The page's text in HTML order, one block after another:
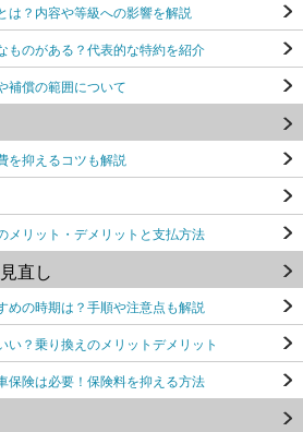
は？内容や等級への影響を解説
ものがある？代表的な特約を紹介
補償の範囲について
を抑えるコツも解説
メリット・デメリットと支払方法
直し
めの時期は？手順や注意点も解説
い？乗り換えのメリットデメリット
保険は必要！保険料を抑える方法